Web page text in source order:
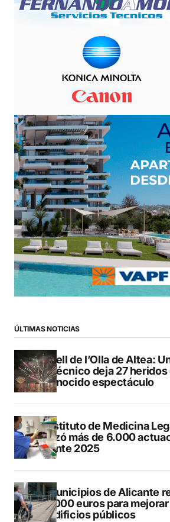
ÚLTIMAS NOTICIAS
Castell de l’Olla de Altea:
pirotécnico deja 27 heridos
reconocido espectáculo
El Instituto de Medicina
realizó más de 6.000
durante 2025
13 municipios de Alicante
547.000 euros para
de edificios públicos